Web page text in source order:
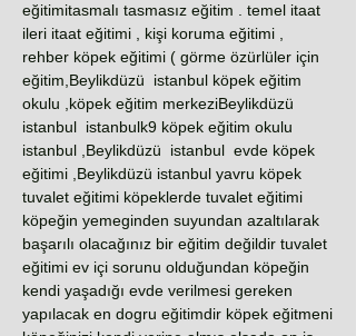
eğitimitasmalı tasmasız eğitim . temel itaat
ileri itaat eğitimi , kişi koruma eğitimi ,
rehber köpek eğitimi ( görme özürlüler için
eğitim,Beylikdüzü istanbul köpek eğitim
okulu ,köpek eğitim merkeziBeylikdüzü
istanbul istanbulk9 köpek eğitim okulu
istanbul ,Beylikdüzü istanbul evde köpek
eğitimi ,Beylikdüzü istanbul yavru köpek
tuvalet eğitimi köpeklerde tuvalet eğitimi
köpeğin yemeginden suyundan azaltılarak
başarılı olacağınız bir eğitim değildir tuvalet
eğitimi ev içi sorunu olduğundan köpeğin
kendi yaşadığı evde verilmesi gereken
yapılacak en dogru eğitimdir köpek eğitmeni